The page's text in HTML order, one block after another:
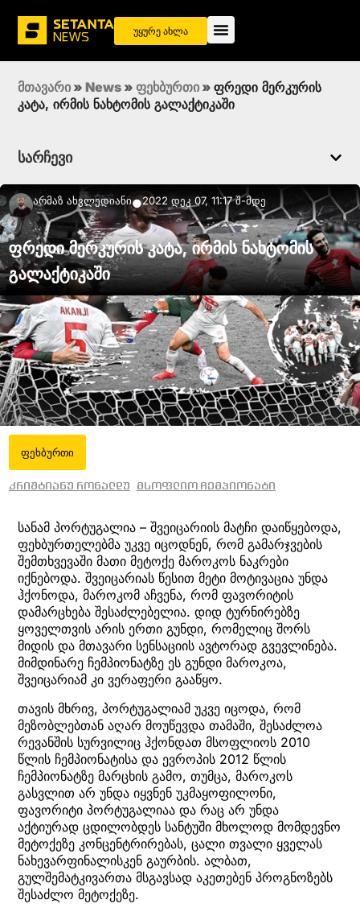
უყურე ახლა
მთავარი » News » ფეხბურთი » ფრედი მერკურის
კატა, ირმის ნახტომის გალაქტიკაში
სარჩევი
Არმაზ Ახვლედიანი●2022 დეკ 07, 11:17 შ-მდე
ფრედი მერკურის კატა, ირმის ნახტომის
გალაქტიკაში
ფეხბურთი
კრიშტიანუ რონალდუ მსოფლიო ჩემპიონატი
სანამ პორტუგალია – შვეიცარიის მატჩი დაიწყებოდა,
ფეხბურთელებმა უკვე იცოდნენ, რომ გამარჯვების
შემთხვევაში მათი მეტოქე მაროკოს ნაკრები
იქნებოდა. შვეიცარიას წესით მეტი მოტივაცია უნდა
ჰქონოდა, მაროკომ აჩვენა, რომ ფავორიტის
დამარცხება შესაძლებელია. დიდ ტურნირებზე
ყოველთვის არის ერთი გუნდი, რომელიც შორს
მიდის და მთავარი სენსაციის ავტორად გვევლინება.
მიმდინარე ჩემპიონატზე ეს გუნდი მაროკოა,
შვეიცარიამ კი ვერაფერი გააწყო.
თავის მხრივ, პორტუგალიამ უკვე იცოდა, რომ
მეზობლებთან აღარ მოუწევდა თამაში, შესაძლოა
რევანშის სურვილიც ჰქონდათ მსოფლიოს 2010
წლის ჩემპიონატისა და ევროპის 2012 წლის
ჩემპიონატზე მარცხის გამო, თუმცა, მაროკოს
გასვლით არ უნდა იყვნენ უკმაყოფილონი,
ფავორიტი პორტუგალიაა და რაც არ უნდა
აქტიურად ცდილობდეს სანტუში მხოლოდ მომდევნო
მეტოქეზე კონცენტრირებას, ცალი თვალი ყველას
ნახევარფინალისკენ გაურბის. ალბათ,
გულშემატკივართა მსგავსად აკეთებენ პროგნოზებს
შესაძლო მეტოქეზე.